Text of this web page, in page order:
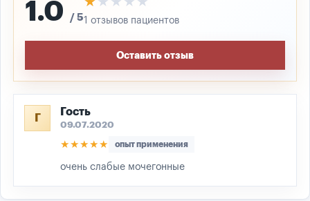
1.0 / 51 отзывов пациентов
Оставить отзыв
Г
Гость
09.07.2020
★★★★★ опыт применения
очень слабые мочегонные